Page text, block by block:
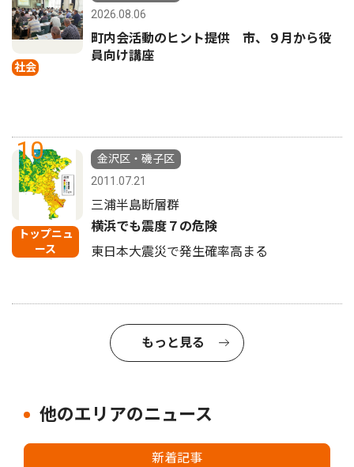
社会
2026.08.06
町内会活動のヒント提供 市、９月から役
員向け講座
10
トップニュ
ース
金沢区・磯子区
2011.07.21
三浦半島断層群
横浜でも震度７の危険
東日本大震災で発生確率高まる
もっと見る
他のエリアのニュース
新着記事